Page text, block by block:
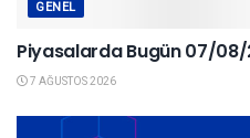
GENEL
Piyasalarda Bugün 07/
7 AĞUSTOS 2026